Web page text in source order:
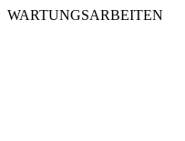
WARTUNGSARBEITEN